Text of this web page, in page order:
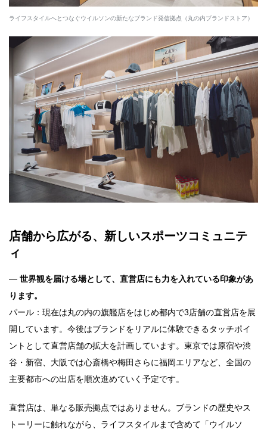
ライフスタイルへとつなぐウイルソンの新たなブランド発信拠点（丸の内ブランドストア）
店舗から広がる、新しいスポーツコミュニテ
ィ
― 世界観を届ける場として、直営店にも力を入れている印象があ
ります。
パール：現在は丸の内の旗艦店をはじめ都内で3店舗の直営店を展
開しています。今後はブランドをリアルに体験できるタッチポイ
ントとして直営店舗の拡大を計画しています。東京では原宿や渋
谷・新宿、大阪では心斎橋や梅田さらに福岡エリアなど、全国の
主要都市への出店を順次進めていく予定です。
直営店は、単なる販売拠点ではありません。ブランドの歴史やス
トーリーに触れながら、ライフスタイルまで含めて「ウイルソ